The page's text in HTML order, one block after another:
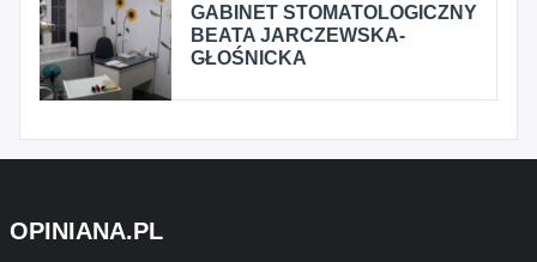
GABINET STOMATOLOGICZNY
BEATA JARCZEWSKA-
GŁOŚNICKA
OPINIANA.PL